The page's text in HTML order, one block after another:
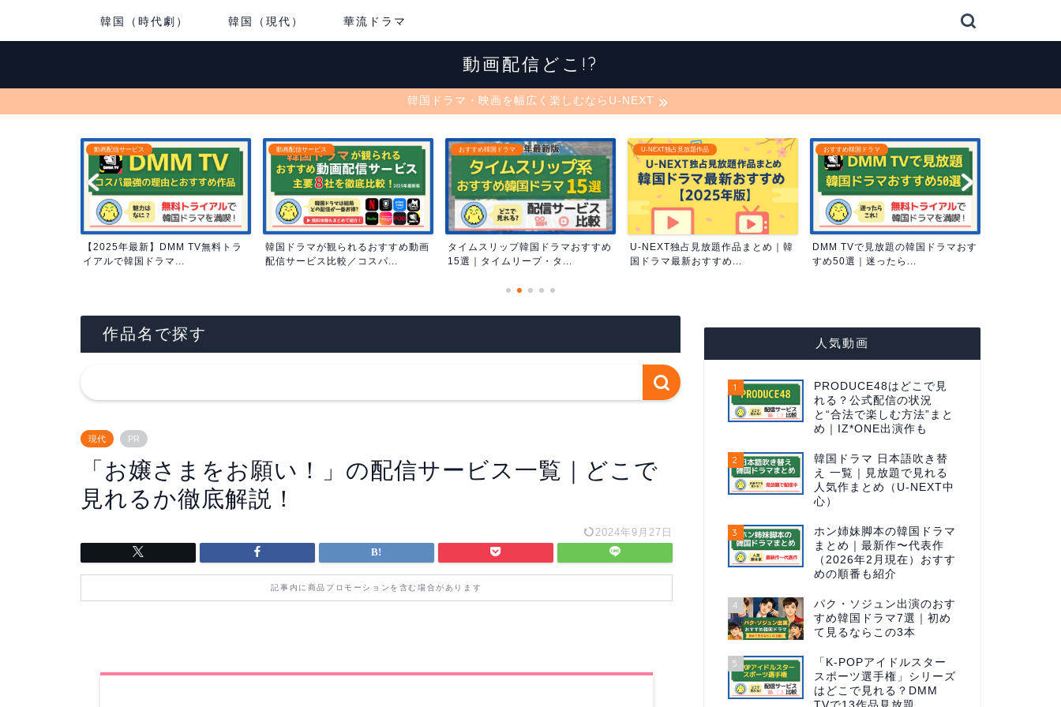
韓国（時代劇） 韓国（現代） 華流ドラマ
動画配信どこ!?
韓国ドラマ・映画を幅広く楽しむならU-NEXT
動画配信サービス
韓国ドラマが観られるおすすめ動画
配信サービス比較／コスパ...
おすすめ韓国ドラマ
タイムスリップ韓国ドラマおすすめ
15選｜タイムリープ・タ...
U-NEXT独占見放題作品
U-NEXT独占見放題作品まとめ｜韓
国ドラマ最新おすすめ...
おすすめ韓国ドラマ
DMM TVで見放題の韓国ドラマおす
すめ50選｜迷ったら...
動画配信サービス
【2025年最新】DMM TV無料トラ
イアルで韓国ドラマ...
作品名で探す
現代 PR
「お嬢さまをお願い！」の配信サービス一覧｜どこで
見れるか徹底解説！
2024年9月27日
記事内に商品プロモーションを含む場合があります
人気動画
1
PRODUCE48はどこで見
れる？公式配信の状況
と“合法で楽しむ方法”まと
め｜IZ*ONE出演作も
2
韓国ドラマ 日本語吹き替
え 一覧｜見放題で見れる
人気作まとめ（U-NEXT中
心）
3
ホン姉妹脚本の韓国ドラマ
まとめ｜最新作〜代表作
（2026年2月現在）おすす
めの順番も紹介
4
パク・ソジュン出演のおす
すめ韓国ドラマ7選｜初め
て見るならこの3本
5
「K-POPアイドルスター
スポーツ選手権」シリーズ
はどこで見れる？DMM